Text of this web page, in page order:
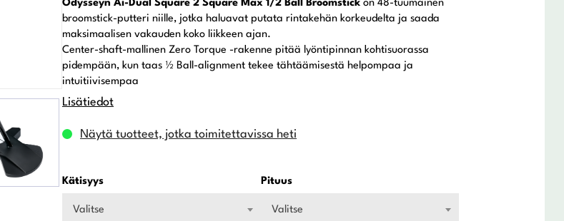
Odysseyn Ai-Dual Square 2 Square Max 1/2 Ball Broomstickon 48-tuumainen
broomstick-putteri niille, jotka haluavat putata rintakehän korkeudelta ja saada
maksimaalisen vakauden koko liikkeen ajan.
Center-shaft-mallinen Zero Torque -rakenne pitää lyöntipinnan kohtisuorassa
pidempään, kun taas ½ Ball-alignment tekee tähtäämisestä helpompaa ja
intuitiivisempaa
Lisätiedot
Näytä tuotteet, jotka toimitettavissa heti
Kätisyys
Valitse
Pituus
Valitse